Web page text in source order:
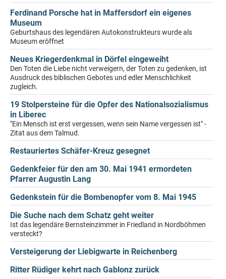
Ferdinand Porsche hat in Maffersdorf ein eigenes
Museum
Geburtshaus des legendären Autokonstrukteurs wurde als
Museum eröffnet
Neues Kriegerdenkmal in Dörfel eingeweiht
Den Toten die Liebe nicht verweigern, der Toten zu gedenken, ist
Ausdruck des biblischen Gebotes und edler Menschlichkeit
zugleich.
19 Stolpersteine für die Opfer des Nationalsozialismus
in Liberec
"Ein Mensch ist erst vergessen, wenn sein Name vergessen ist" -
Zitat aus dem Talmud.
Restauriertes Schäfer-Kreuz gesegnet
Gedenkfeier für den am 30. Mai 1941 ermordeten
Pfarrer Augustin Lang
Gedenkstein für die Bombenopfer vom 8. Mai 1945
Die Suche nach dem Schatz geht weiter
Ist das legendäre Bernsteinzimmer in Friedland in Nordböhmen
versteckt?
Versteigerung der Liebigwarte in Reichenberg
Ritter Rüdiger kehrt nach Gablonz zurück